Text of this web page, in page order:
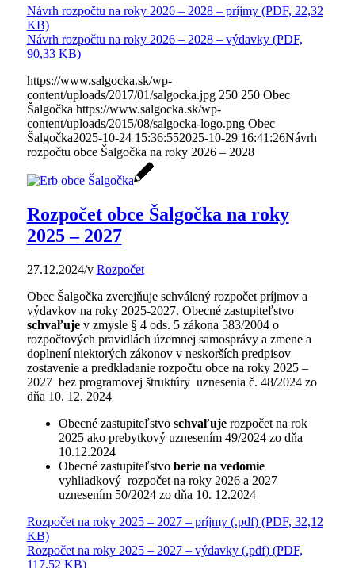
Návrh rozpočtu na roky 2026 – 2028 – príjmy (PDF, 22,32
KB)
Návrh rozpočtu na roky 2026 – 2028 – výdavky (PDF,
90,33 KB)
https://www.salgocka.sk/wp-
content/uploads/2017/01/salgocka.jpg 250 250 Obec
Šalgočka https://www.salgocka.sk/wp-
content/uploads/2015/08/salgocka-logo.png Obec
Šalgočka2025-10-24 15:36:552025-10-29 16:41:26Návrh
rozpočtu obce Šalgočka na roky 2026 – 2028
Rozpočet obce Šalgočka na roky
2025 – 2027
27.12.2024/v Rozpočet
Obec Šalgočka zverejňuje schválený rozpočet príjmov a
výdavkov na roky 2025-2027. Obecné zastupiteľstvo
schvaľujev zmysle § 4 ods. 5 zákona 583/2004 o
rozpočtových pravidlách územnej samosprávy a zmene a
doplnení niektorých zákonov v neskorších predpisov
zostavenie a predkladanie rozpočtu obce na roky 2025 –
2027 bez programovej štruktúry uznesenia č. 48/2024 zo
dňa 10. 12. 2024
Obecné zastupiteľstvo schvaľujerozpočet na rok
2025 ako prebytkový uznesením 49/2024 zo dňa
10.12.2024
Obecné zastupiteľstvo berie na vedomie
vyhliadkový rozpočet na roky 2026 a 2027
uznesením 50/2024 zo dňa 10. 12.2024
Rozpočet na roky 2025 – 2027 – príjmy (.pdf) (PDF, 32,12
KB)
Rozpočet na roky 2025 – 2027 – výdavky (.pdf) (PDF,
117,52 KB)